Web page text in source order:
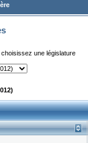
une législature